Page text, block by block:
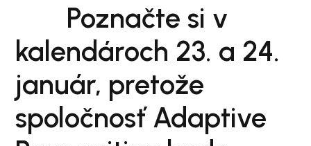
Poznačte si v
kalendároch 23. a 24.
január, pretože
spoločnosť Adaptive